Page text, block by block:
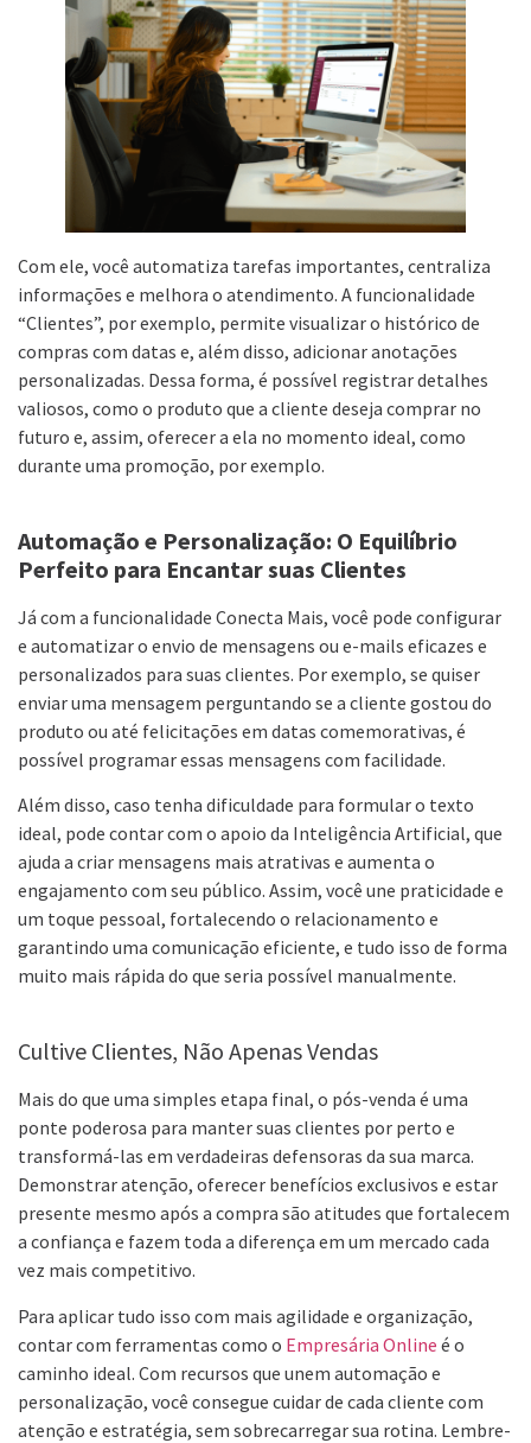
Com ele, você automatiza tarefas importantes, centraliza
informações e melhora o atendimento. A funcionalidade
“Clientes”, por exemplo, permite visualizar o histórico de
compras com datas e, além disso, adicionar anotações
personalizadas. Dessa forma, é possível registrar detalhes
valiosos, como o produto que a cliente deseja comprar no
futuro e, assim, oferecer a ela no momento ideal, como
durante uma promoção, por exemplo.
Automação e Personalização: O Equilíbrio
Perfeito para Encantar suas Clientes
Já com a funcionalidade Conecta Mais, você pode configurar
e automatizar o envio de mensagens ou e-mails eficazes e
personalizados para suas clientes. Por exemplo, se quiser
enviar uma mensagem perguntando se a cliente gostou do
produto ou até felicitações em datas comemorativas, é
possível programar essas mensagens com facilidade.
Além disso, caso tenha dificuldade para formular o texto
ideal, pode contar com o apoio da Inteligência Artificial, que
ajuda a criar mensagens mais atrativas e aumenta o
engajamento com seu público. Assim, você une praticidade e
um toque pessoal, fortalecendo o relacionamento e
garantindo uma comunicação eficiente, e tudo isso de forma
muito mais rápida do que seria possível manualmente.
Cultive Clientes, Não Apenas Vendas
Mais do que uma simples etapa final, o pós-venda é uma
ponte poderosa para manter suas clientes por perto e
transformá-las em verdadeiras defensoras da sua marca.
Demonstrar atenção, oferecer benefícios exclusivos e estar
presente mesmo após a compra são atitudes que fortalecem
a confiança e fazem toda a diferença em um mercado cada
vez mais competitivo.
Para aplicar tudo isso com mais agilidade e organização,
contar com ferramentas como o Empresária Online é o
caminho ideal. Com recursos que unem automação e
personalização, você consegue cuidar de cada cliente com
atenção e estratégia, sem sobrecarregar sua rotina. Lembre-